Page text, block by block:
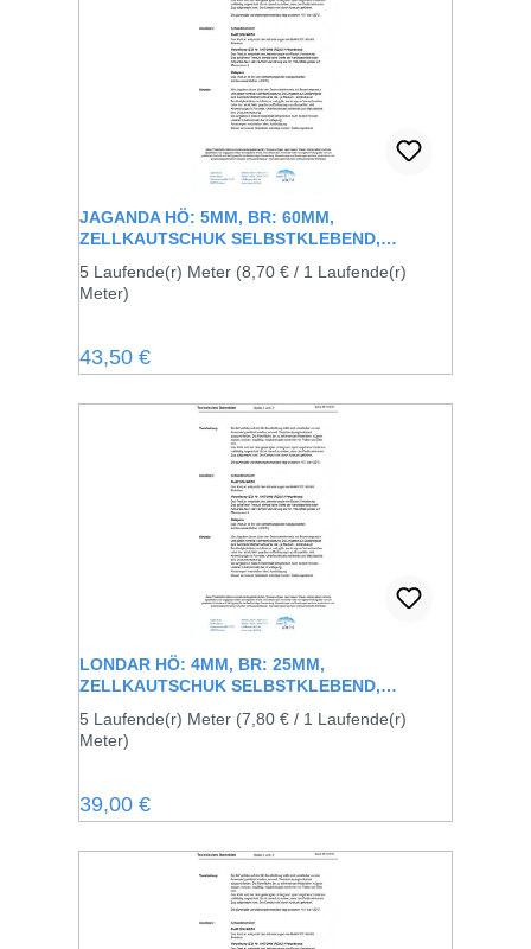
JAGANDA HÖ: 5MM, BR: 60MM,
ZELLKAUTSCHUK SELBSTKLEBEND,
5 Laufende(r) Meter (8,70 € / 1 Laufende(r)
Meter)
Regulärer Preis:
43,50 €
LONDAR HÖ: 4MM, BR: 25MM,
ZELLKAUTSCHUK SELBSTKLEBEND,
5 Laufende(r) Meter (7,80 € / 1 Laufende(r)
Meter)
Regulärer Preis:
39,00 €